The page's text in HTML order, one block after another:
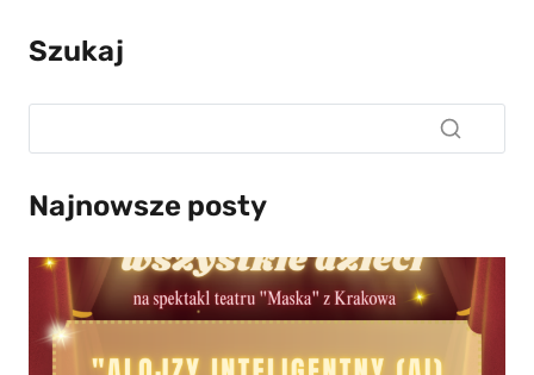
Szukaj
Najnowsze posty